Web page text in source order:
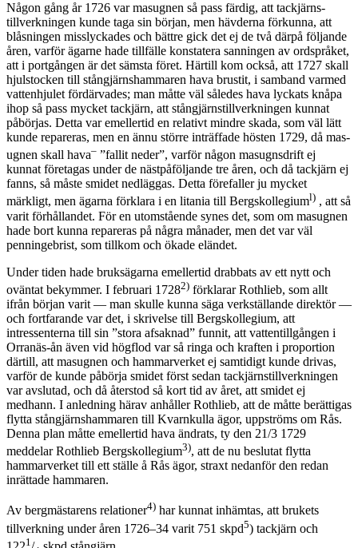
Någon gång år 1726 var masugnen så pass färdig, att tackjärns­
tillverkningen kunde taga sin början, men hävderna förkunna, att
blåsningen misslyckades och bättre gick det ej de två därpå följande
åren, varför ägarne hade tillfälle konstatera sanningen av ordspråket,
att i portgången är det sämsta föret. Härtill kom också, att 1727 skall
hjulstocken till stångjärnshammaren hava brustit, i samband varmed
vattenhjulet fördärvades; man måtte väl således hava lyckats knåpa
ihop så pass mycket tackjärn, att stångjärnstillverkningen kunnat
påbörjas. Detta var emellertid en relativt mindre skada, som väl lätt
kunde repareras, men en ännu större inträffade hösten 1729, då mas­
ugnen skall hava– ”fallit neder”, varför någon masugnsdrift ej
kunnat företagas under de nästpåföljande tre åren, och då tackjärn ej
fanns, så måste smidet nedläggas. Detta förefaller ju mycket
märkligt, men ägarna förklara i en litania till Bergskollegiuml) , att så
varit förhållandet. För en utomstående synes det, som om masugnen
hade bort kunna repareras på några månader, men det var väl
penningebrist, som tillkom och ökade eländet.
Under tiden hade bruksägarna emellertid drabbats av ett nytt och
oväntat bekymmer. I februari 17282) förklarar Rothlieb, som allt
ifrån början varit — man skulle kunna säga verkställande direktör —
och fortfarande var det, i skrivelse till Bergskollegium, att
intressenterna till sin ”stora afsaknad” funnit, att vattentillgången i
Orranäs-ån även vid högflod var så ringa och kraften i proportion
därtill, att masugnen och hammarverket ej samtidigt kunde drivas,
varför de kunde påbörja smidet först sedan tackjärnstillverkningen
var avslutad, och då återstod så kort tid av året, att smidet ej
medhann. I anledning härav anhåller Rothlieb, att de måtte berättigas
flytta stångjärnshammaren till Kvarnkulla ägor, uppströms om Rås.
Denna plan måtte emellertid hava ändrats, ty den 21/3 1729
meddelar Rothlieb Bergskollegium3), att de nu beslutat flytta
hammarverket till ett ställe å Rås ägor, straxt nedanför den redan
inrättade hammaren.
Av bergmästarens relationer4) har kunnat inhämtas, att brukets
tillverkning under åren 1726–34 varit 751 skpd5) tackjärn och
1